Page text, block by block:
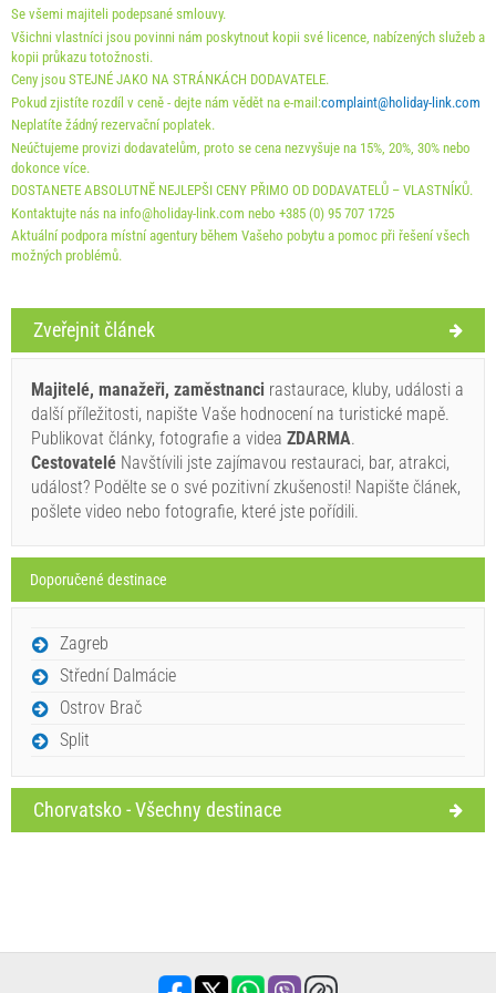
Holiday-Link platí: 4. 10. 2025 - 31. 12. 2026 / - 10 %
Povinné:Registrace hostů (01.07. - 31.08): 10 EUR (once -
za_person), Registrace hostů (01.01 - 30.06. / 01.09. -
31.12.): 5 EUR (once - za_person)
Podmínky dodavatele
Rezervovat a čekat na potvrzení
Pokud si nepřejete, aby si okamžitě a budete mít další
otázky, prosím vyplňte je a klikněte na „Poslat poptávku“.
Se všemi majiteli podepsané smlouvy.
Všichni vlastníci jsou povinni nám poskytnout kopii své licence, nabízených služeb a
kopii průkazu totožnosti.
Ceny jsou STEJNÉ JAKO NA STRÁNKÁCH DODAVATELE.
Pokud zjistíte rozdíl v ceně - dejte nám vědět na e-mail:complaint@holiday-link.com
Neplatíte žádný rezervační poplatek.
Neúčtujeme provizi dodavatelům, proto se cena nezvyšuje na 15%, 20%, 30% nebo
dokonce více.
DOSTANETE ABSOLUTNĔ NEJLEPŠI CENY PŘIMO OD DODAVATELŮ – VLASTNĺKŮ.
Kontaktujte nás na info@holiday-link.com nebo +385 (0) 95 707 1725
Aktuální podpora místní agentury během Vašeho pobytu a pomoc při řešení všech
možných problémů.
Zveřejnit článek
Majitelé, manažeři, zaměstnanci rastaurace, kluby, události a
další příležitosti, napište Vaše hodnocení na turistické mapě.
Publikovat články, fotografie a videa ZDARMA.
Cestovatelé Navštívili jste zajímavou restauraci, bar, atrakci,
událost? Podělte se o své pozitivní zkušenosti! Napište článek,
pošlete video nebo fotografie, které jste pořídili.
Doporučené destinace
Zagreb
Střední Dalmácie
Ostrov Brač
Split
Chorvatsko - Všechny destinace